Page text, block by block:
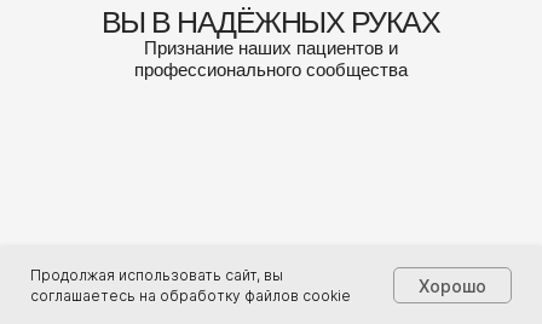
Продолжая использовать сайт, вы
соглашаетесь на обработку файлов cookie
Хорошо
ВЫ В НАДЁЖНЫХ РУКАХ
Признание наших пациентов и
профессионального сообщества